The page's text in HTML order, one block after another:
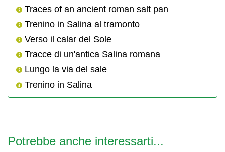
Traces of an ancient roman salt pan
Trenino in Salina al tramonto
Verso il calar del Sole
Tracce di un'antica Salina romana
Lungo la via del sale
Trenino in Salina
Potrebbe anche interessarti...